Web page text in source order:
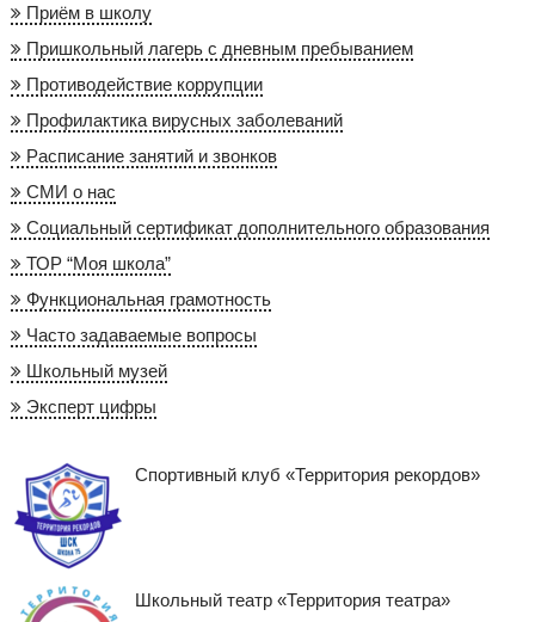
Приём в школу
Пришкольный лагерь с дневным пребыванием
Противодействие коррупции
Профилактика вирусных заболеваний
Расписание занятий и звонков
СМИ о нас
Социальный сертификат дополнительного образования
ТОР “Моя школа”
Функциональная грамотность
Часто задаваемые вопросы
Школьный музей
Эксперт цифры
Спортивный клуб «Территория рекордов»
Школьный театр «Территория театра»